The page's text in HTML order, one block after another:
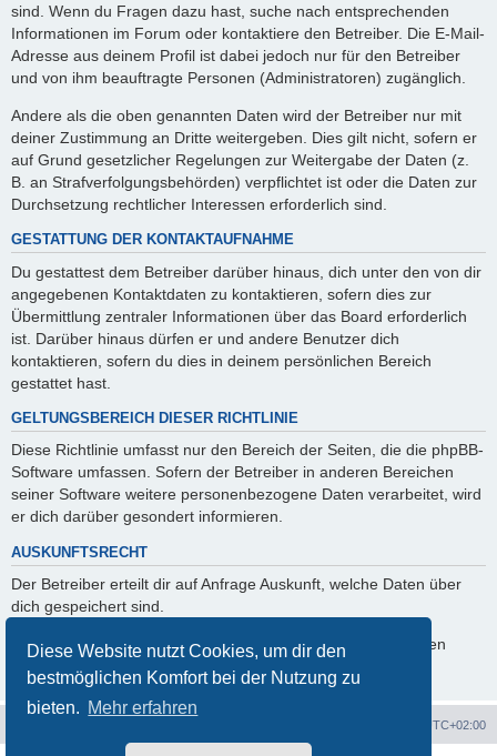
Diese Website nutzt Cookies, um dir den
bestmöglichen Komfort bei der Nutzung zu
bieten. Mehr erfahren
sind. Wenn du Fragen dazu hast, suche nach entsprechenden
Informationen im Forum oder kontaktiere den Betreiber. Die E-Mail-
Adresse aus deinem Profil ist dabei jedoch nur für den Betreiber
und von ihm beauftragte Personen (Administratoren) zugänglich.
Andere als die oben genannten Daten wird der Betreiber nur mit
deiner Zustimmung an Dritte weitergeben. Dies gilt nicht, sofern er
auf Grund gesetzlicher Regelungen zur Weitergabe der Daten (z.
B. an Strafverfolgungsbehörden) verpflichtet ist oder die Daten zur
Durchsetzung rechtlicher Interessen erforderlich sind.
GESTATTUNG DER KONTAKTAUFNAHME
Du gestattest dem Betreiber darüber hinaus, dich unter den von dir
angegebenen Kontaktdaten zu kontaktieren, sofern dies zur
Übermittlung zentraler Informationen über das Board erforderlich
ist. Darüber hinaus dürfen er und andere Benutzer dich
kontaktieren, sofern du dies in deinem persönlichen Bereich
gestattet hast.
GELTUNGSBEREICH DIESER RICHTLINIE
Diese Richtlinie umfasst nur den Bereich der Seiten, die die phpBB-
Software umfassen. Sofern der Betreiber in anderen Bereichen
seiner Software weitere personenbezogene Daten verarbeitet, wird
er dich darüber gesondert informieren.
AUSKUNFTSRECHT
Der Betreiber erteilt dir auf Anfrage Auskunft, welche Daten über
dich gespeichert sind.
Du kannst jederzeit die Löschung bzw. Sperrung deiner Daten
verlangen. Kontaktiere hierzu bitte den Betreiber.
UTC+02:00